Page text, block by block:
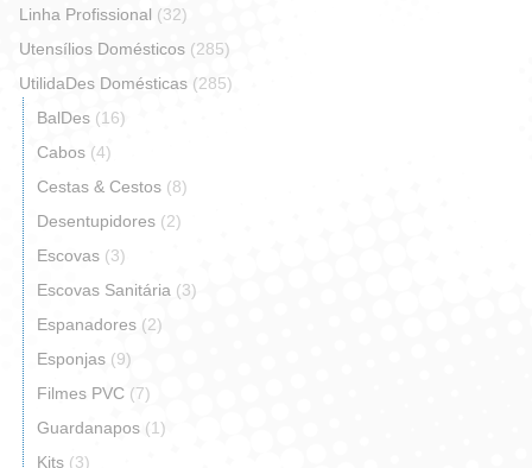
Linha Profissional (32)
Utensílios Domésticos (285)
UtilidaDes Domésticas (285)
BalDes (16)
Cabos (4)
Cestas & Cestos (8)
Desentupidores (2)
Escovas (3)
Escovas Sanitária (3)
Espanadores (2)
Esponjas (9)
Filmes PVC (7)
Guardanapos (1)
Kits (3)